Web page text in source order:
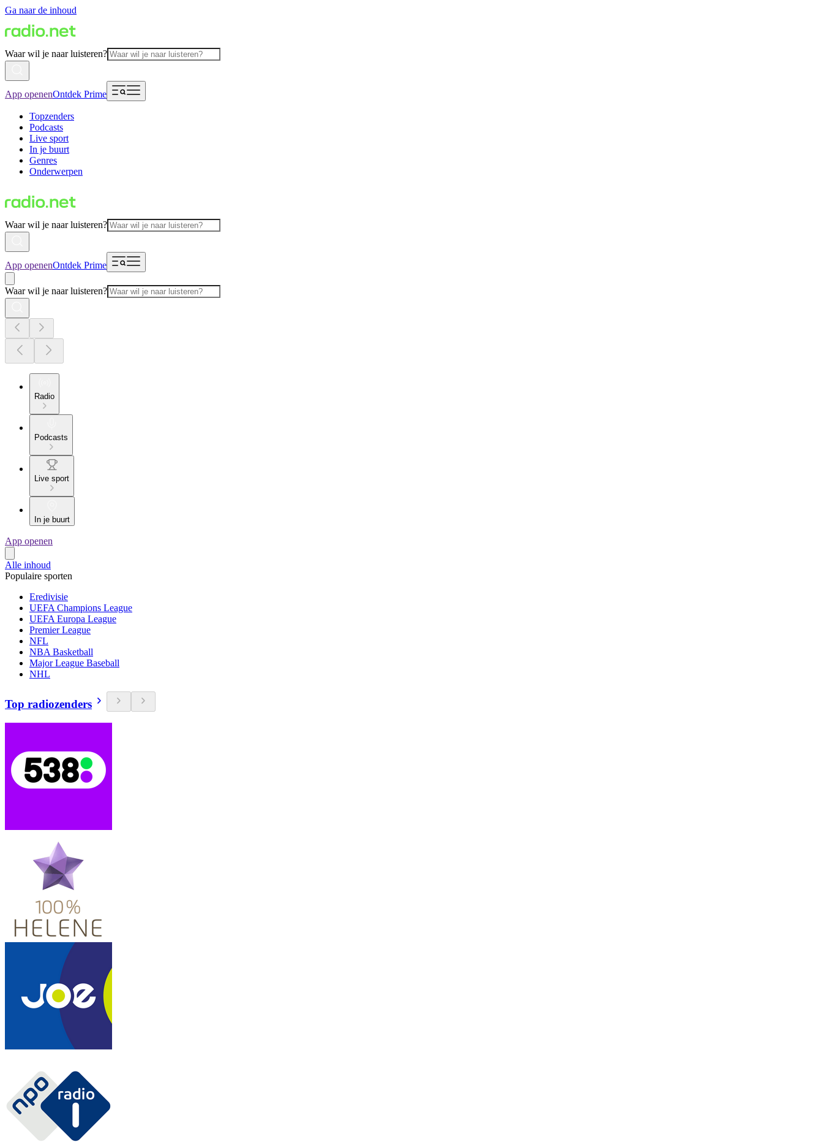
Ga naar de inhoud
Waar wil je naar luisteren?
App openenOntdek Prime
Topzenders
Podcasts
Live sport
In je buurt
Genres
Onderwerpen
Waar wil je naar luisteren?
App openenOntdek Prime
Waar wil je naar luisteren?
Radio
Podcasts
Live sport
In je buurt
App openen
Alle inhoud
Populaire sporten
Eredivisie
UEFA Champions League
UEFA Europa League
Premier League
NFL
NBA Basketball
Major League Baseball
NHL
Top radiozenders